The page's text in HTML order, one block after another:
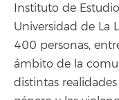
Instituto de
Universidad de La
400 personas,
ámbito de la
distintas